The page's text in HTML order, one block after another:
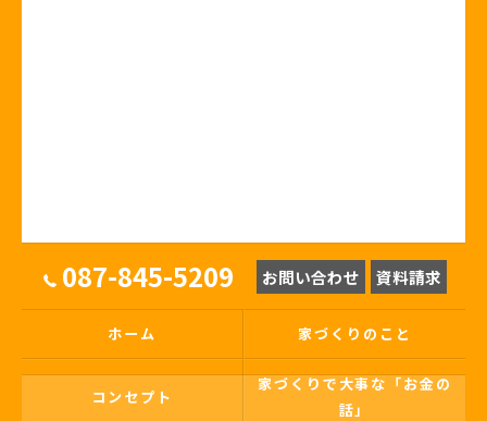
087-845-5209 お問い合わせ 資料請求
ホーム 家づくりのこと
コンセプト
家づくりで大事な「お金の
話」